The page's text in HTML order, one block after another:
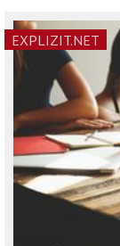
(Accesskey
'1')Zur
Navigation
(Accesskey
'3')Zur
Suche
springen
(Accesskey
EXPLIZIT.NET